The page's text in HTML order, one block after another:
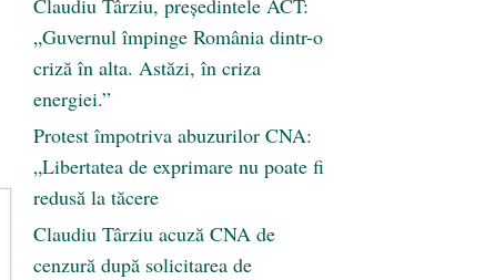
Claudiu Târziu, președintele ACT:
„Guvernul împinge România dintr-o
criză în alta. Astăzi, în criza
energiei.”
Protest împotriva abuzurilor CNA:
„Libertatea de exprimare nu poate fi
redusă la tăcere
Claudiu Târziu acuză CNA de
cenzură după solicitarea de